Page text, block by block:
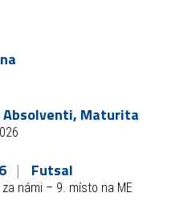
Absolventi, Maturita
Futsal
námi – 9. místo na ME